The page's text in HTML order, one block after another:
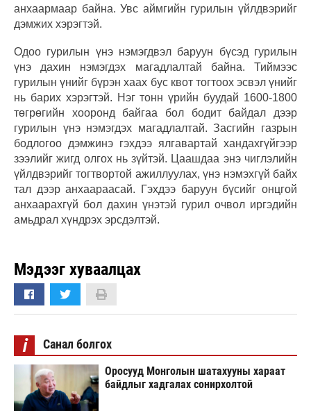
анхаармаар байна. Увс аймгийн гурилын үйлдвэрийг
дэмжих хэрэгтэй.
Одоо гурилын үнэ нэмэгдвэл баруун бүсэд гурилын
үнэ дахин нэмэгдэх магадлалтай байна. Тиймээс
гурилын үнийг бүрэн хаах бус квот тогтоох эсвэл үнийг
нь барих хэрэгтэй. Нэг тонн үрийн буудай 1600-1800
төгрөгийн хооронд байгаа бол бодит байдал дээр
гурилын үнэ нэмэгдэх магадлалтай. Засгийн газрын
бодлогоо дэмжинэ гэхдээ ялгавартай хандахгүйгээр
зээлийг жигд олгох нь зүйтэй. Цаашдаа энэ чиглэлийн
үйлдвэрийг тогтвортой ажиллуулах, үнэ нэмэхгүй байх
тал дээр анхаараасай. Гэхдээ баруун бүсийг онцгой
анхаарахгүй бол дахин үнэтэй гурил очвол иргэдийн
амьдрал хүндрэх эрсдэлтэй.
Мэдээг хуваалцах
i Санал болгох
Оросууд Монголын шатахууны хараат
байдлыг хадгалах сонирхолтой